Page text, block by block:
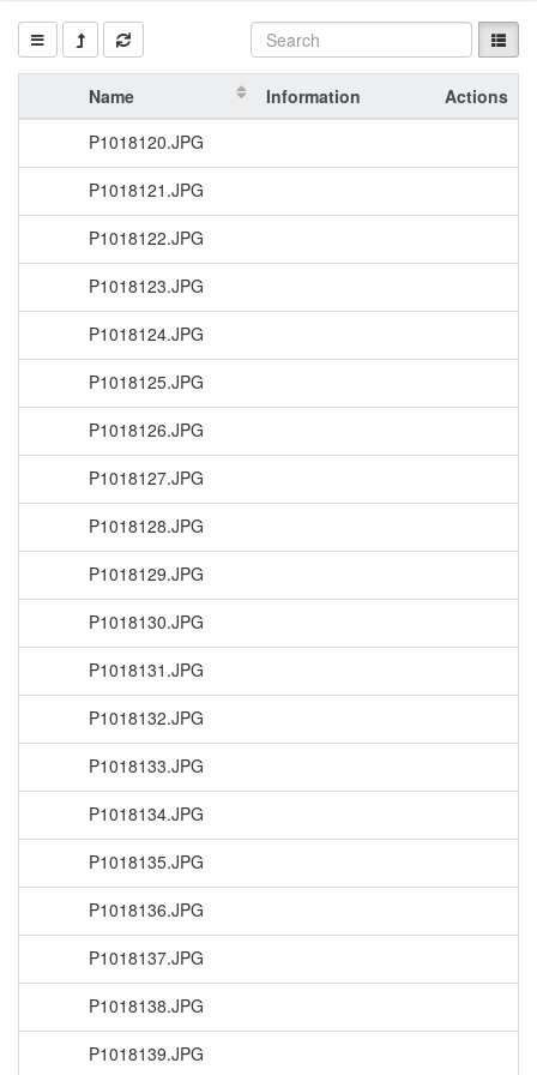
Name Information
Actions
P1018120.JPG
P1018121.JPG
P1018122.JPG
P1018123.JPG
P1018124.JPG
P1018125.JPG
P1018126.JPG
P1018127.JPG
P1018128.JPG
P1018129.JPG
P1018130.JPG
P1018131.JPG
P1018132.JPG
P1018133.JPG
P1018134.JPG
P1018135.JPG
P1018136.JPG
P1018137.JPG
P1018138.JPG
P1018139.JPG